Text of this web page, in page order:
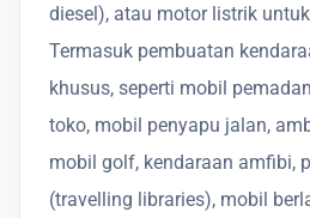
diesel), atau motor listrik
Termasuk pembuatan
khusus, seperti mobil
toko, mobil penyapu jalan,
mobil golf, kendaraan amfibi,
(travelling libraries), mobil